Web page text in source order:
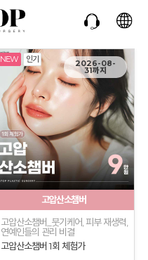
NEW 인기 2026-08-
31까지
고압산소챔버
고압산소챔버_붓기케어, 피부 재생력,
연예인들의 관리 비결
고압산소챔버 1회 체험가